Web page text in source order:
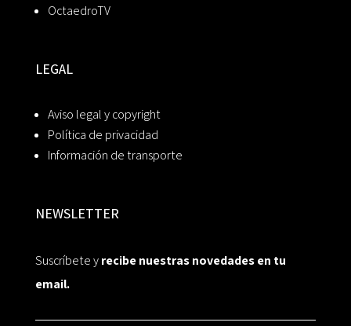
OctaedroTV
LEGAL
Aviso legal y copyright
Política de privacidad
Información de transporte
NEWSLETTER
Suscríbete yrecibe nuestras novedades en tu
email.